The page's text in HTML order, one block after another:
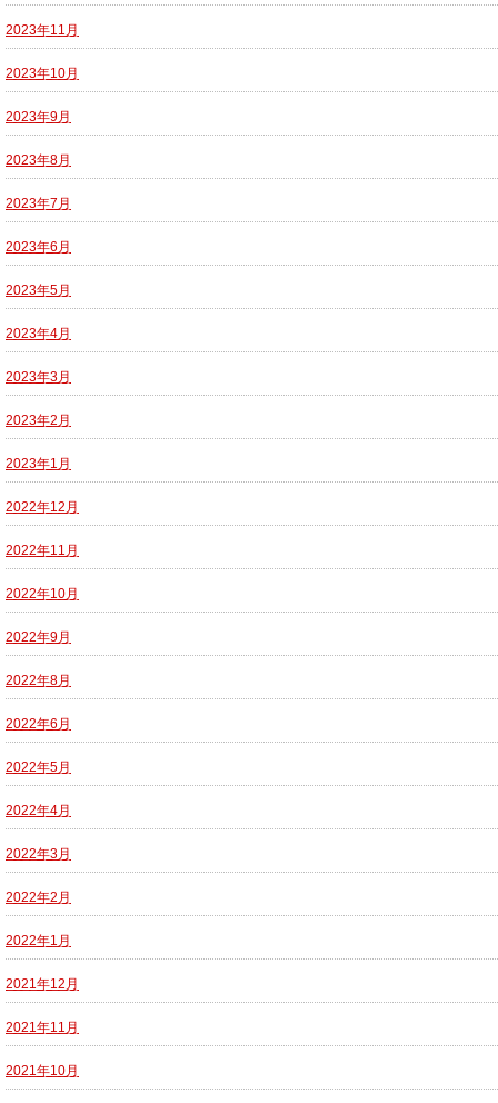
2023年11月
2023年10月
2023年9月
2023年8月
2023年7月
2023年6月
2023年5月
2023年4月
2023年3月
2023年2月
2023年1月
2022年12月
2022年11月
2022年10月
2022年9月
2022年8月
2022年6月
2022年5月
2022年4月
2022年3月
2022年2月
2022年1月
2021年12月
2021年11月
2021年10月